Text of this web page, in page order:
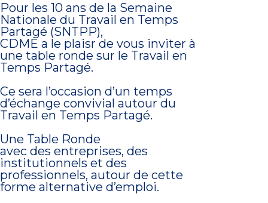
Pour les 10 ans de la Semaine
Nationale du Travail en Temps
Partagé (SNTPP),
CDME a le plaisr de vous inviter à
une table ronde sur le Travail en
Temps Partagé.
Ce sera l’occasion d’un temps
d’échange convivial autour du
Travail en Temps Partagé.
Une Table Ronde
avec des entreprises, des
institutionnels et des
professionnels, autour de cette
forme alternative d’emploi.